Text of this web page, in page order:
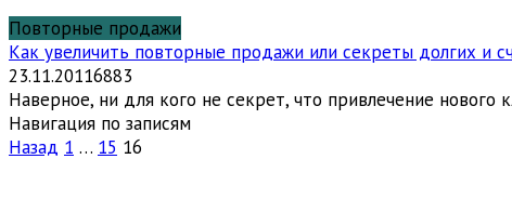
Повторные продажи
Как увеличить повторные продажи или секреты долгих и
23.11.20116883
Наверное, ни для кого не секрет, что привлечение
Навигация по записям
Назад 1 … 15 16